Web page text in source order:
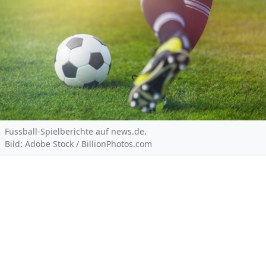
Fussball-Spielberichte auf news.de.
Bild: Adobe Stock / BillionPhotos.com